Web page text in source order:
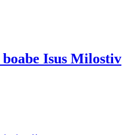
Isus Milostiv